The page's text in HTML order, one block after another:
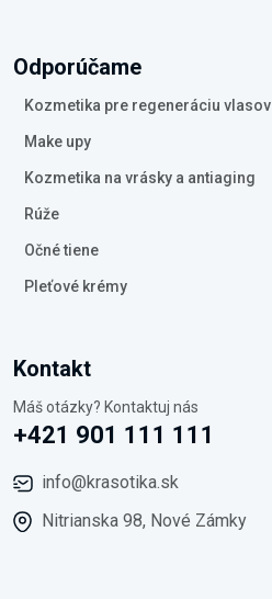
Odporúčame
Kozmetika pre regeneráciu vlasov
Make upy
Kozmetika na vrásky a antiaging
Rúže
Očné tiene
Pleťové krémy
Kontakt
Máš otázky? Kontaktuj nás
+421 901 111 111
info@krasotika.sk
Nitrianska 98, Nové Zámky